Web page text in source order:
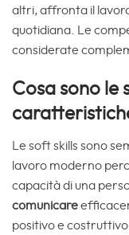
altri, affronta il
quotidiana. Le
considerate
Cosa sono le
Le soft skills sono
lavoro moderno
capacità di una
comunicare
positivo e